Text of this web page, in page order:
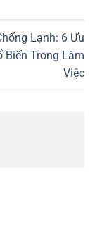
Lạnh: 6 Ưu
Biến Trong Làm
Việc